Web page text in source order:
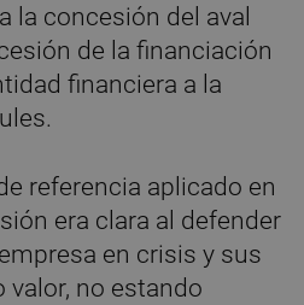
la concesión del aval
de la financiación
financiera a la
referencia aplicado en
era clara al defender
en crisis y sus
valor, no estando